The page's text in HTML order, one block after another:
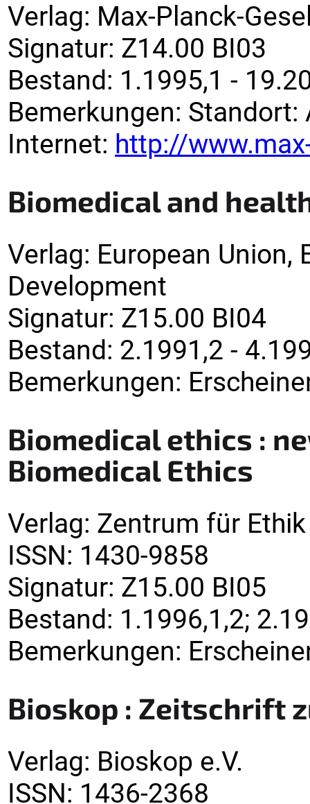
Verlag: Max-Planck-
Signatur: Z14.00 BI03
Bestand: 1.1995,1 -
Bemerkungen: Standort:
Internet: http://
Biomedical and
Verlag: European Union,
Development
Signatur: Z15.00 BI04
Bestand: 2.1991,2 -
Bemerkungen:
Biomedical ethics :
Biomedical Ethics
Verlag: Zentrum für
ISSN: 1430-9858
Signatur: Z15.00 BI05
Bestand: 1.1996,1,2;
Bemerkungen:
Bioskop : Zeitschrift
Verlag: Bioskop e.V.
ISSN: 1436-2368